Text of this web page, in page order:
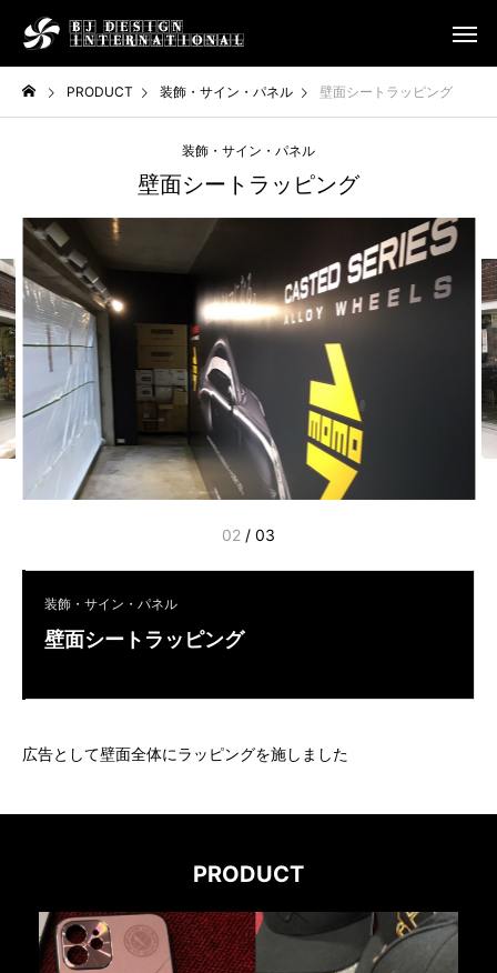
PRODUCT 装飾・サイン・パネル 壁面シートラッピング
装飾・サイン・パネル
壁面シートラッピング
02 / 03
装飾・サイン・パネル
壁面シートラッピング
広告として壁面全体にラッピングを施しました
PRODUCT